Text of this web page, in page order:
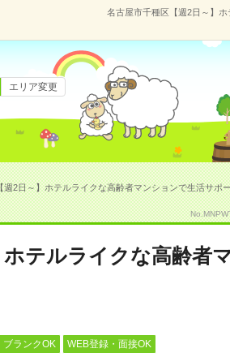
名古屋市千種区【週2日～】
エリア変更
週2日～】ホテルライクな高齢者マンションで生活サポ
テルライクな高齢者
ブランクOK WEB登録・面接OK